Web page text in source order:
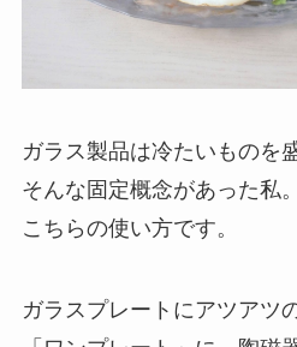
ガラス製品は冷たいものを
そんな固定概念があった私
こちらの使い方です。
ガラスプレートにアツアツ